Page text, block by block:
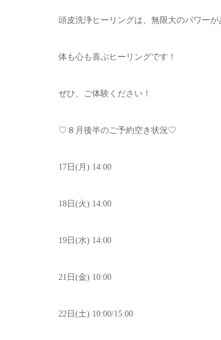
頭皮洗浄ヒーリングは、無限大のパワー
体も心も喜ぶヒーリングです！
ぜひ、ご体験ください！
♡８月後半のご予約空き状況♡
17日(月) 14:00
18日(火) 14:00
19日(水) 14:00
21日(金) 10:00
22日(土) 10:00/15:00